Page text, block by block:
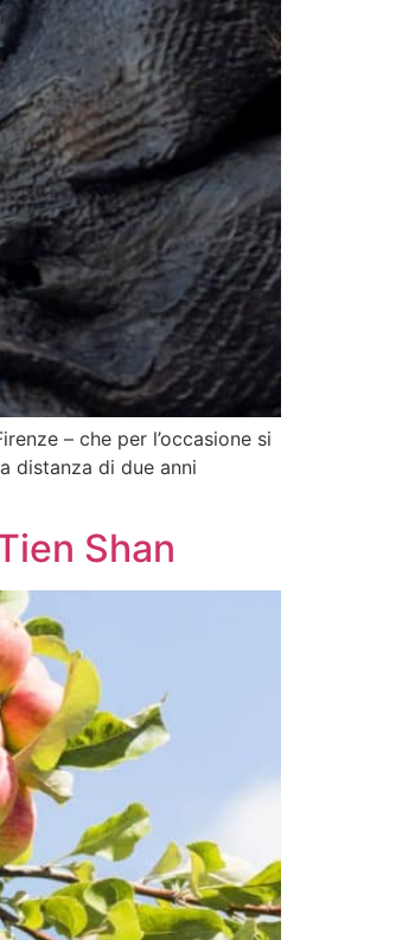
– che per l’occasione si
distanza di due anni
Shan